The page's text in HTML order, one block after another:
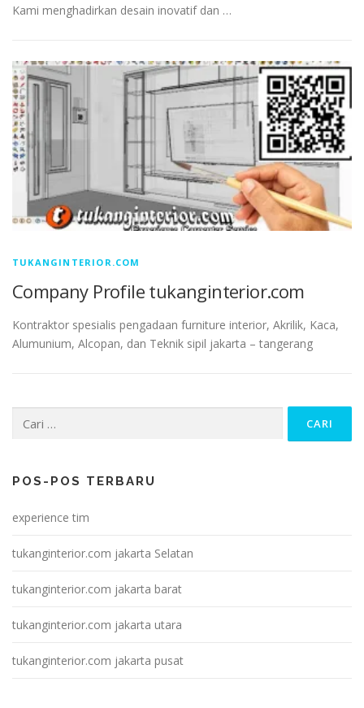
Kami menghadirkan desain inovatif dan …
TUKANGINTERIOR.COM
Company Profile tukanginterior.com
Kontraktor spesialis pengadaan furniture interior, Akrilik, Kaca,
Alumunium, Alcopan, dan Teknik sipil jakarta – tangerang
POS-POS TERBARU
experience tim
tukanginterior.com jakarta Selatan
tukanginterior.com jakarta barat
tukanginterior.com jakarta utara
tukanginterior.com jakarta pusat